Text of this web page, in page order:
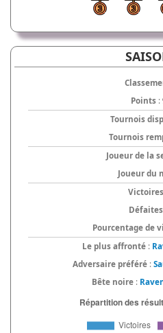
Points:
Tournois
Tournois
Joueur de la
Joueur du
Victoires
Défaites
Pourcentage de
Le plus affronté :
Adversaire préféré :
Bête noire :